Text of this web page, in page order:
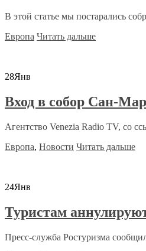
В этой статье мы постарались
Европа Читать дальше
28Янв
Вход в собор Сан-
Агентство Venezia Radio TV, со
Европа, Новости Читать дальше
24Янв
Туристам
Пресс-служба Ростуризма